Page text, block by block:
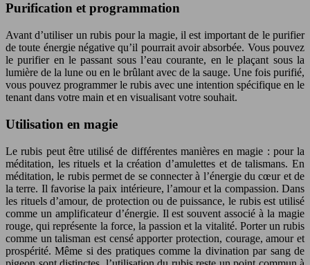
Purification et programmation
Avant d’utiliser un rubis pour la magie, il est important de le purifier
de toute énergie négative qu’il pourrait avoir absorbée. Vous pouvez
le purifier en le passant sous l’eau courante, en le plaçant sous la
lumière de la lune ou en le brûlant avec de la sauge. Une fois purifié,
vous pouvez programmer le rubis avec une intention spécifique en le
tenant dans votre main et en visualisant votre souhait.
Utilisation en magie
Le rubis peut être utilisé de différentes manières en magie : pour la
méditation, les rituels et la création d’amulettes et de talismans. En
méditation, le rubis permet de se connecter à l’énergie du cœur et de
la terre. Il favorise la paix intérieure, l’amour et la compassion. Dans
les rituels d’amour, de protection ou de puissance, le rubis est utilisé
comme un amplificateur d’énergie. Il est souvent associé à la magie
rouge, qui représente la force, la passion et la vitalité. Porter un rubis
comme un talisman est censé apporter protection, courage, amour et
prospérité. Même si des pratiques comme la divination par sang de